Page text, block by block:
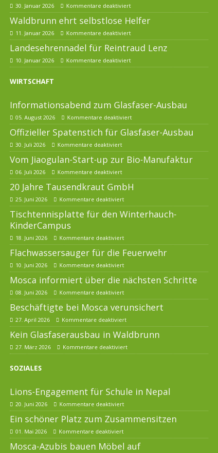
30. Januar 2026 Kommentare deaktiviert
Waldbrunn ehrt selbstlose Helfer
11. Januar 2026 Kommentare deaktiviert
Landesehrennadel für Reintraud Lenz
10. Januar 2026 Kommentare deaktiviert
WIRTSCHAFT
Informationsabend zum Glasfaser-Ausbau
05. August 2026 Kommentare deaktiviert
Offizieller Spatenstich für Glasfaser-Ausbau
30. Juli 2026 Kommentare deaktiviert
Vom Jiaogulan-Start-up zur Bio-Manufaktur
06. Juli 2026 Kommentare deaktiviert
20 Jahre Tausendkraut GmbH
25. Juni 2026 Kommentare deaktiviert
Tischtennisplatte für den Winterhauch-
KinderCampus
18. Juni 2026 Kommentare deaktiviert
Flachwassersauger für die Feuerwehr
10. Juni 2026 Kommentare deaktiviert
Mosca informiert über die nächsten Schritte
08. Juni 2026 Kommentare deaktiviert
Beschäftigte bei Mosca verunsichert
27. April 2026 Kommentare deaktiviert
Kein Glasfaserausbau in Waldbrunn
27. März 2026 Kommentare deaktiviert
SOZIALES
Lions-Engagement für Schule in Nepal
20. Juni 2026 Kommentare deaktiviert
Ein schöner Platz zum Zusammensitzen
01. Mai 2026 Kommentare deaktiviert
Mosca-Azubis bauen Möbel auf